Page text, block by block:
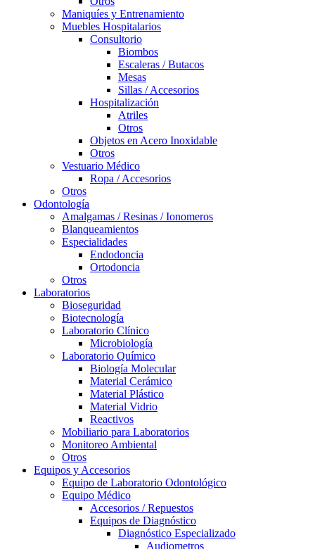
Maniquíes y Entrenamiento
Muebles Hospitalarios
Consultorio
Biombos
Escaleras / Butacos
Mesas
Sillas / Accesorios
Hospitalización
Atriles
Otros
Objetos en Acero Inoxidable
Otros
Vestuario Médico
Ropa / Accesorios
Otros
Odontología
Amalgamas / Resinas / Ionomeros
Blanqueamientos
Especialidades
Endodoncia
Ortodoncia
Otros
Laboratorios
Bioseguridad
Biotecnología
Laboratorio Clínico
Microbiología
Laboratorio Químico
Biología Molecular
Material Cerámico
Material Plástico
Material Vidrio
Reactivos
Mobiliario para Laboratorios
Monitoreo Ambiental
Otros
Equipos y Accesorios
Equipo de Laboratorio Odontológico
Equipo Médico
Accesorios / Repuestos
Equipos de Diagnóstico
Diagnóstico Especializado
Audiometros